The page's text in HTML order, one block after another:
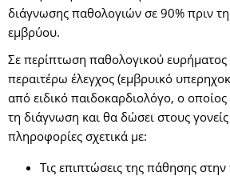
διάγνωσης παθολογιών σε 90% πριν
εμβρύου.
Σε περίπτωση παθολογικού ευρήματος
περαιτέρω έλεγχος (εμβρυικό
από ειδικό παιδοκαρδιολόγο, ο
τη διάγνωση και θα δώσει στους
πληροφορίες σχετικά με:
Τις επιπτώσεις της πάθησης